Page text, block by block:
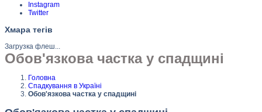
Instagram
Twitter
Хмара тегів
Загрузка флеш...
Обов'язкова частка у спадщині
Головна
Спадкування в Україні
Обов'язкова частка у спадщині